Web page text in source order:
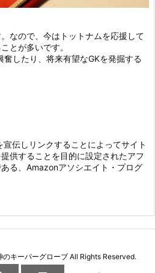
なので、今はトットナムを応援して
とが多いです。
奮したり、将来有望なGKを発掘する
伝しリンクすることによってサイト
供することを目的に設定されたアフ
る、Amazonアソシエイト・プログ
のキーパーグローブ All Rights Reserved.